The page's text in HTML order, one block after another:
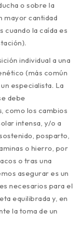
o sobre la
mayor cantidad
cuando la caída es
individual a una
(más común
especialista. La
debe
como los cambios
intensa, y/o a
posparto,
o hierro, por
o tras una
asegurar es un
necesarios para el
equilibrada y, en
la toma de un